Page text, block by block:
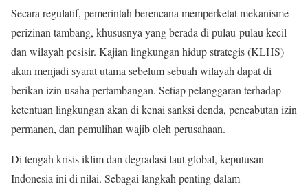
Secara regulatif, pemerintah berencana memperketat mekanisme
perizinan tambang, khususnya yang berada di pulau-pulau kecil
dan wilayah pesisir. Kajian lingkungan hidup strategis (KLHS)
akan menjadi syarat utama sebelum sebuah wilayah dapat di
berikan izin usaha pertambangan. Setiap pelanggaran terhadap
ketentuan lingkungan akan di kenai sanksi denda, pencabutan izin
permanen, dan pemulihan wajib oleh perusahaan.
Di tengah krisis iklim dan degradasi laut global, keputusan
Indonesia ini di nilai. Sebagai langkah penting dalam